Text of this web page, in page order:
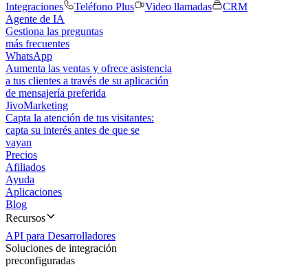
Integraciones
Teléfono Plus Video llamadas
CRM
Agente de IA
Gestiona las preguntas
más frecuentes
WhatsApp
Aumenta las ventas y ofrece asistencia
a tus clientes a través de su aplicación
de mensajería preferida
JivoMarketing
Capta la atención de tus visitantes:
capta su interés antes de que se
vayan
Precios
Afiliados
Ayuda
Aplicaciones
Blog
Recursos
API para Desarrolladores
Soluciones de integración
preconfiguradas